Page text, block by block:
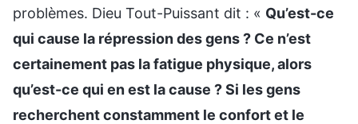
problèmes. Dieu Tout-Puissant dit : « Qu’est-ce
qui cause la répression des gens ? Ce n’est
certainement pas la fatigue physique, alors
qu’est-ce qui en est la cause ? Si les gens
recherchent constamment le confort et le